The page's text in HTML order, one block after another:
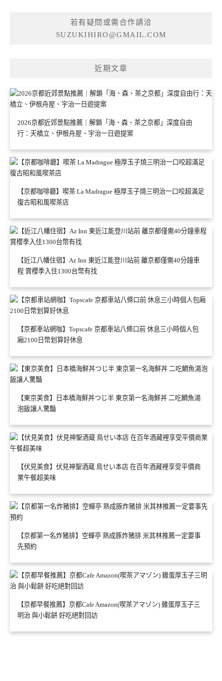
若有疑問或需合作請洽
SUZUKIHIRO@GMAIL.COM
近期文章
2026京都近郊景點推薦｜解鎖「海、森、茶之京都」深度自由
行：天橋立、伊根舟屋、宇治一日遊提案
【京都咖啡廳】喫茶 La Madrague 極厚玉子燒三明治一口咬超滿足
復古昭和風喫茶店
【近江八幡住宿】Az Inn 東近江能登川站前 離京都僅需40分鐘車
程 賞櫻季入住1300台幣有找
【京都車站網咖】Topscafe 京都車站八條口前 休息三小時個人包
廂2100日幣划算好休息
【東京美食】日本橋海鮮丼つじ半 東京第一名海鮮丼 二吃鯛魚湯
泡飯讓人驚豔
【伏見美食】伏見神聖酒蔵 鳥せい本店 在百年酒藏裡享受平價商
業午餐超美味
【京都第一名炸豬排】空蟬亭 熟成豚炸豬排 米其林推薦一定要事
先預約
【京都早餐推薦】京都Cafe Amazon(喫茶アマゾン) 雞蛋厚玉子三
明治 與小鬆餅 好吃絕對回訪